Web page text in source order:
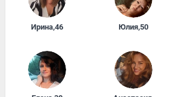
Ирина,46 Юлия,50